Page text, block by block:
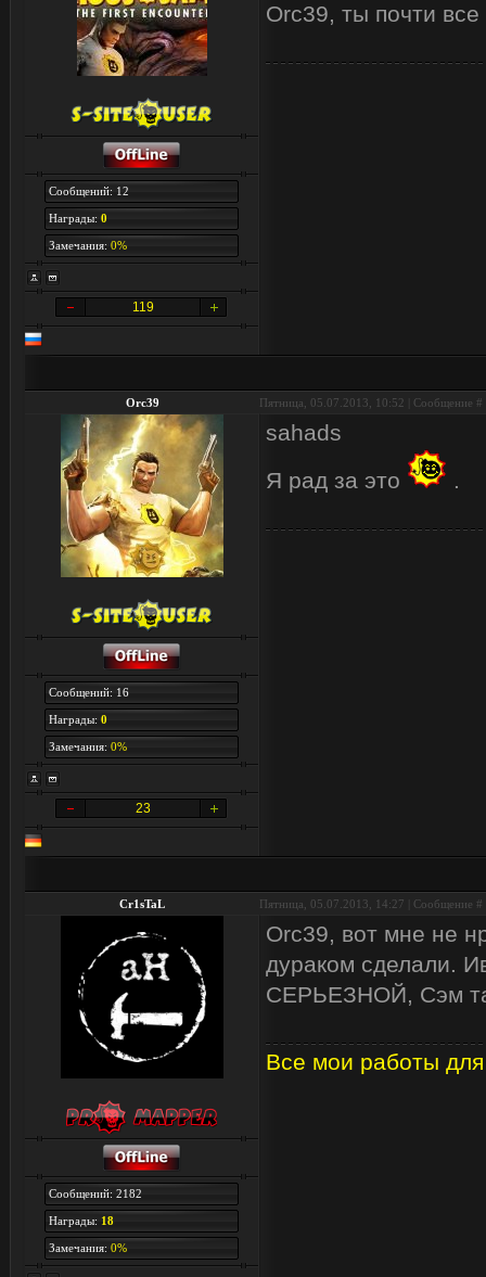
Сообщений: 12
Награды: 0
Замечания: 0%
119
Orc39, ты почти
Orc39 Пятница, 05.07.2013, 10:52 | Сообщение #
Сообщений: 16
Награды: 0
Замечания: 0%
23
sahads
Я рад за это
.
Cr1sTaL Пятница, 05.07.2013, 14:27 | Сообщение #
Сообщений: 2182
Награды: 18
Замечания: 0%
Orc39, вот мне не
дураком сделали.
СЕРЬЕЗНОЙ, Сэм
Все мои работы